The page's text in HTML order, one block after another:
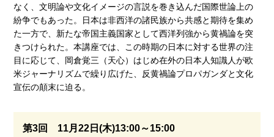
なく、文明論や文化イメージの言説を巻き込んだ国際世論上の
紛争でもあった。日本は非西洋の諸民族から共感と期待を集め
た一方で、新たな帝国主義国家として西洋列強から黄禍論を突
きつけられた。本講座では、この時期の日本に対する世界の注
目に応じて、岡倉覚三（天心）はじめ在外の日本人知識人が欧
米ジャーナリズムで繰り広げた、反黄禍論プロパガンダと文化
宣伝の顛末に迫る。
第3回 11月22日(木)13:00～15:00